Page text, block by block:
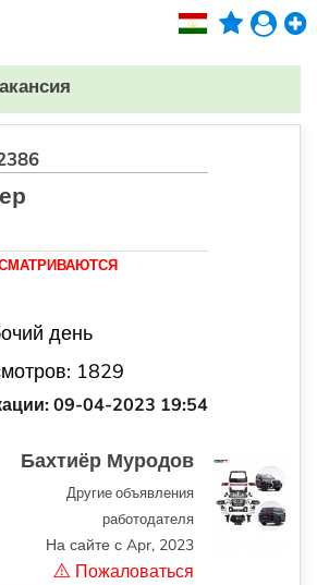
день
1829
09-04-2023 19:54
Бахтиёр Муродов
Другие объявления
работодателя
На сайте с Apr, 2023
Пожаловаться